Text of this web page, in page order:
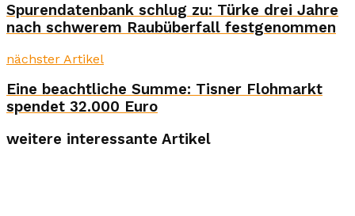
Spurendatenbank schlug zu: Türke drei Jahre
nach schwerem Raubüberfall festgenommen
nächster Artikel
Eine beachtliche Summe: Tisner Flohmarkt
spendet 32.000 Euro
weitere interessante Artikel